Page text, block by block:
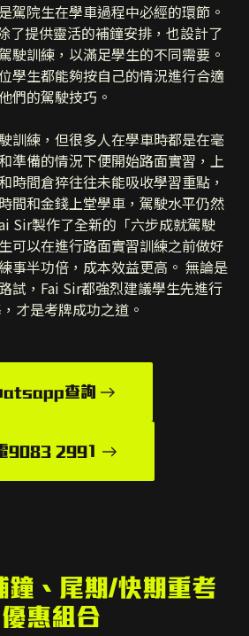
駕院生在學車過程中必經的環節。
了提供靈活的補鐘安排，也設計了
駛訓練，以滿足學生的不同需要。
學生都能夠按自己的情況進行合適
們的駕駛技巧。
訓練，但很多人在學車時都是在毫
準備的情況下便開始路面實習，上
時間倉猝往往未能吸收學習重點，
間和金錢上堂學車，駕駛水平仍然
Sir製作了全新的「六步成就駕駛
可以在進行路面實習訓練之前做好
事半功倍，成本效益更高。 無論是
試，Fai Sir都強烈建議學生先進行
才是考牌成功之道。
查詢
9083 2991
鐘、尾期/快期重考
優惠組合